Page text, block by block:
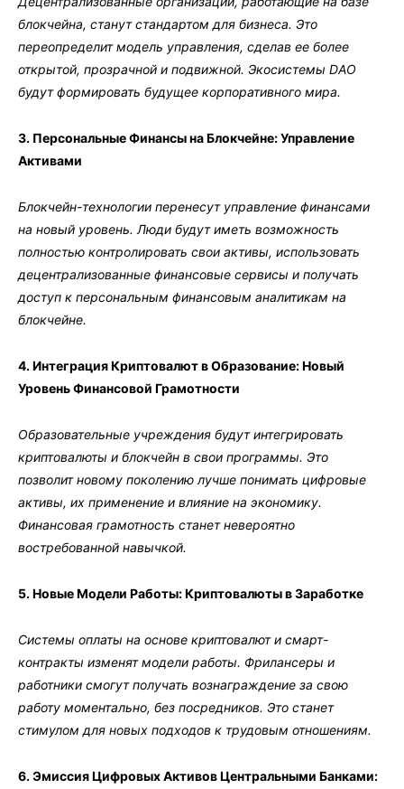
блокчейна, станут стандартом для бизнеса. Это
переопределит модель управления, сделав ее более
открытой, прозрачной и подвижной. Экосистемы DAO
будут формировать будущее корпоративного мира.
3. Персональные Финансы на Блокчейне: Управление
Активами
Блокчейн-технологии перенесут управление финансами
на новый уровень. Люди будут иметь возможность
полностью контролировать свои активы, использовать
децентрализованные финансовые сервисы и получать
доступ к персональным финансовым аналитикам на
блокчейне.
4. Интеграция Криптовалют в Образование: Новый
Уровень Финансовой Грамотности
Образовательные учреждения будут интегрировать
криптовалюты и блокчейн в свои программы. Это
позволит новому поколению лучше понимать цифровые
активы, их применение и влияние на экономику.
Финансовая грамотность станет невероятно
востребованной навычкой.
5. Новые Модели Работы: Криптовалюты в Заработке
Системы оплаты на основе криптовалют и смарт-
контракты изменят модели работы. Фрилансеры и
работники смогут получать вознаграждение за свою
работу моментально, без посредников. Это станет
стимулом для новых подходов к трудовым отношениям.
6. Эмиссия Цифровых Активов Центральными Банками: